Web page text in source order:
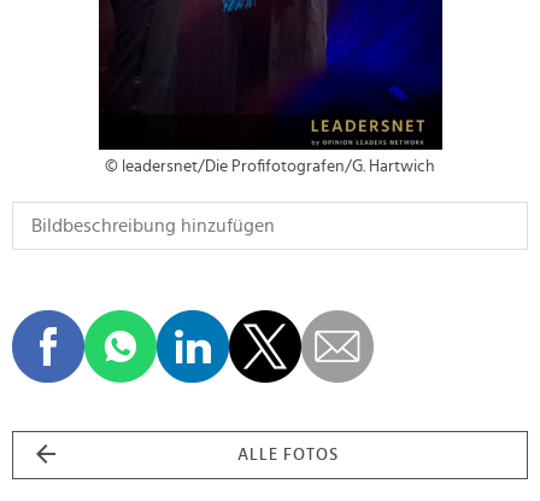
© leadersnet/Die Profifotografen/G. Hartwich
ALLE FOTOS